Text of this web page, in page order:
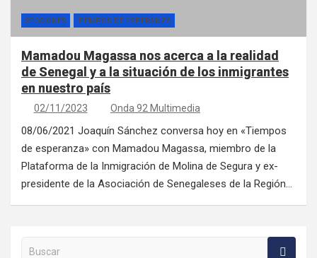
SECCIONES TIEMPOS DE ESPERANZA
Mamadou Magassa nos acerca a la realidad
de Senegal y a la situación de los inmigrantes
en nuestro país
02/11/2023 Onda 92 Multimedia
08/06/2021 Joaquín Sánchez conversa hoy en «Tiempos
de esperanza» con Mamadou Magassa, miembro de la
Plataforma de la Inmigración de Molina de Segura y ex-
presidente de la Asociación de Senegaleses de la Región…
Buscar en la web